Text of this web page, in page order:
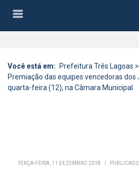
Você está em: Prefeitura Três Lagoas >
Premiação das equipes vencedoras dos
quarta-feira (12), na Câmara Municipal
TERÇA-FEIRA, 11 DEZEMBRO 2018 /